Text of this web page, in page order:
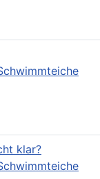
klar?